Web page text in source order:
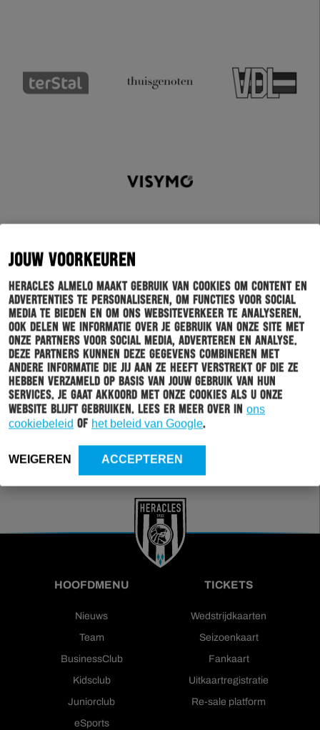
JOUW VOORKEUREN
Heracles Almelo maakt gebruik van cookies om content en
advertenties te personaliseren, om functies voor social
media te bieden en om ons websiteverkeer te analyseren.
Ook delen we informatie over je gebruik van onze site met
onze partners voor social media, adverteren en analyse.
Deze partners kunnen deze gegevens combineren met
andere informatie die jij aan ze heeft verstrekt of die ze
hebben verzameld op basis van jouw gebruik van hun
services. Je gaat akkoord met onze cookies als u onze
website blijft gebruiken. Lees er meer over in ons
cookiebeleid of het beleid van Google.
WEIGEREN ACCEPTEREN
Schrijf je in voor onze nieuwsbrief
Wil jij altijd en overal op de hoogte gehouden worden
van al het clubnieuws? Schrijf je dan in voor de
nieuwsbrief van Heracles Almelo. Doordat je zelf aan
kan geven welk nieuws jij van ons wil ontvangen,
sturen wij alleen nieuws wat voor jou relevant is.
HOOFDMENU
Nieuws
Team
BusinessClub
Kidsclub
Juniorclub
eSports
TICKETS
Wedstrijdkaarten
Seizoenkaart
Fankaart
Uitkaartregistratie
Re-sale platform